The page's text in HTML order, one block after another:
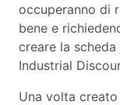
occuperanno di
bene e
creare la
Industrial
Una volta